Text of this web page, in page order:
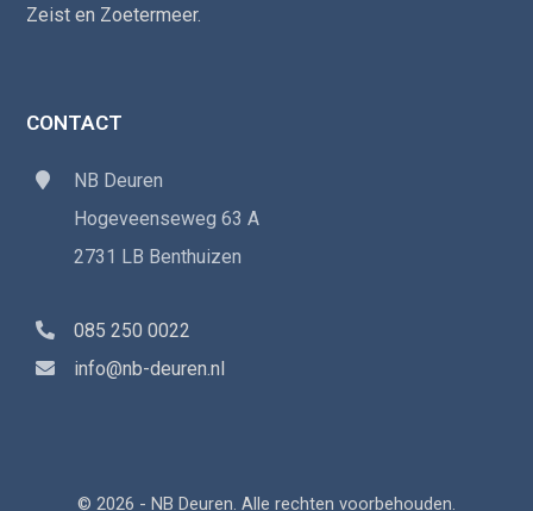
Zeist en Zoetermeer.
CONTACT
NB Deuren
Hogeveenseweg 63 A
2731 LB Benthuizen
085 250 0022
info@nb-deuren.nl
© 2026 - NB Deuren. Alle rechten voorbehouden.